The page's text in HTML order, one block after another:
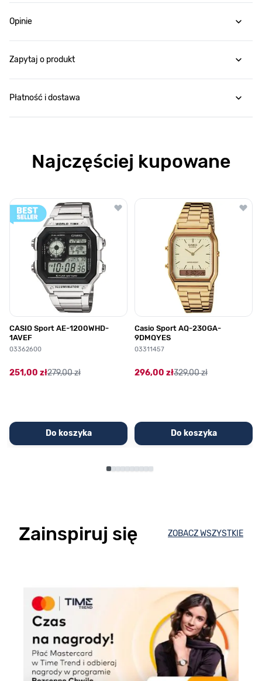
Opinie
Zapytaj o produkt
Płatność i dostawa
Najczęściej kupowane
Poruszanie się po elementach karuzeli jest możliwe za pomocą
Naciśnij, aby pominąć karuzelę
Naciśnij, aby przejść do nawigacji karuzeli
CASIO Sport AE-1200WHD-
1AVEF
03362600
251,00 zł279,00 zł
Do koszyka
Casio Sport AQ-230GA-
9DMQYES
03311457
296,00 zł329,00 zł
Do koszyka
Zainspiruj się ZOBACZ WSZYSTKIE